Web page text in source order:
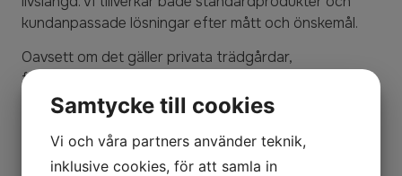
kundanpassade lösningar efter mått och önskemål.
Oavsett om det gäller privata trädgårdar,
företagsmiljöer eller offentliga projekt strävar vi efter
att skapa produkter som kombinerar design, funktion
och kvalitet. Med noggrant hantverk och känsla för
detaljer levererar vi corténprodukter som åldras
vackert och håller i många år framöver.
Samtycke till cookies
Vi och våra partners använder teknik,
inklusive cookies, för att samla in